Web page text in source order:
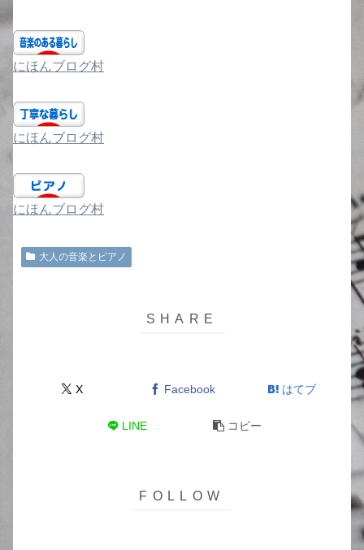
にほんブログ村
にほんブログ村
にほんブログ村
大人の音楽とピアノ
X Facebook はてブ
LINE コピー